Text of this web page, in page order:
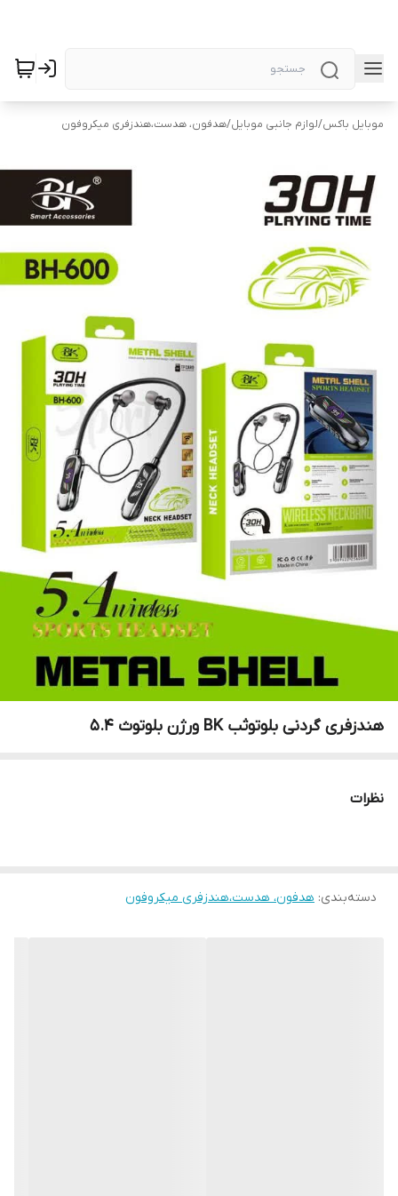
موبایل باکس/لوازم جانبی موبایل/هدفون، هدست،هندزفری میکروفون
هندزفری گردنی بلوتوثب BK ورژن بلوتوث 5.4
نظرات
دسته‌بندی: هدفون، هدست،هندزفری میکروفون